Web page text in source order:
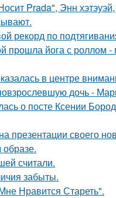
Prada", Энн
рекорд по
йога с роллом -
в центре
дочь -
о посте Ксении
презентации своего
считали.
забыты.
Нравится Стареть".